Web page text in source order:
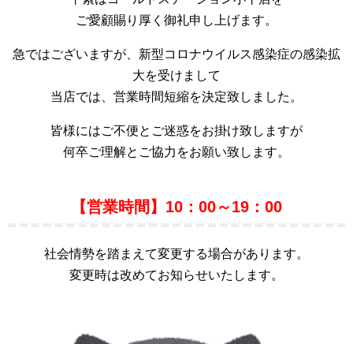
ご愛顧賜り厚く御礼申し上げます。
急ではございますが、新型コロナウイルス感染症の感染拡
大を受けまして
当店では、営業時間短縮を決定致しました。
皆様にはご不便とご迷惑をお掛け致しますが
何卒ご理解とご協力をお願い致します。
【営業時間】10：00～19：00
社会情勢を踏まえて変更する場合があります。
変更時は改めてお知らせいたします。